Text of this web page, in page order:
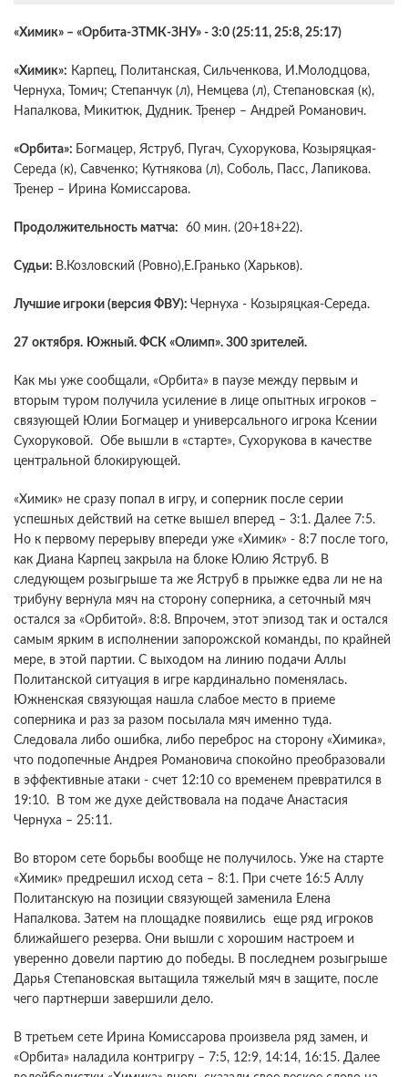
«Химик» – «Орбита-ЗТМК-ЗНУ» - 3:0 (25:11, 25:8, 25:17)
«Химик»: Карпец, Политанская, Сильченкова, И.Молодцова,
Чернуха, Томич; Степанчук (л), Немцева (л), Степановская (к),
Напалкова, Микитюк, Дудник. Тренер – Андрей Романович.
«Орбита»: Богмацер, Яструб, Пугач, Сухорукова, Козыряцкая-
Середа (к), Савченко; Кутнякова (л), Соболь, Пасс, Лапикова.
Тренер – Ирина Комиссарова.
Продолжительность матча: 60 мин. (20+18+22).
Судьи: В.Козловский (Ровно),Е.Гранько (Харьков).
Лучшие игроки (версия ФВУ): Чернуха - Козыряцкая-Середа.
27 октября. Южный. ФСК «Олимп». 300 зрителей.
Как мы уже сообщали, «Орбита» в паузе между первым и
вторым туром получила усиление в лице опытных игроков –
связующей Юлии Богмацер и универсального игрока Ксении
Сухоруковой. Обе вышли в «старте», Сухорукова в качестве
центральной блокирующей.
«Химик» не сразу попал в игру, и соперник после серии
успешных действий на сетке вышел вперед – 3:1. Далее 7:5.
Но к первому перерыву впереди уже «Химик» - 8:7 после того,
как Диана Карпец закрыла на блоке Юлию Яструб. В
следующем розыгрыше та же Яструб в прыжке едва ли не на
трибуну вернула мяч на сторону соперника, а сеточный мяч
остался за «Орбитой». 8:8. Впрочем, этот эпизод так и остался
самым ярким в исполнении запорожской команды, по крайней
мере, в этой партии. С выходом на линию подачи Аллы
Политанской ситуация в игре кардинально поменялась.
Южненская связующая нашла слабое место в приеме
соперника и раз за разом посылала мяч именно туда.
Следовала либо ошибка, либо переброс на сторону «Химика»,
что подопечные Андрея Романовича спокойно преобразовали
в эффективные атаки - счет 12:10 со временем превратился в
19:10. В том же духе действовала на подаче Анастасия
Чернуха – 25:11.
Во втором сете борьбы вообще не получилось. Уже на старте
«Химик» предрешил исход сета – 8:1. При счете 16:5 Аллу
Политанскую на позиции связующей заменила Елена
Напалкова. Затем на площадке появились еще ряд игроков
ближайшего резерва. Они вышли с хорошим настроем и
уверенно довели партию до победы. В последнем розыгрыше
Дарья Степановская вытащила тяжелый мяч в защите, после
чего партнерши завершили дело.
В третьем сете Ирина Комиссарова произвела ряд замен, и
«Орбита» наладила контригру – 7:5, 12:9, 14:14, 16:15. Далее